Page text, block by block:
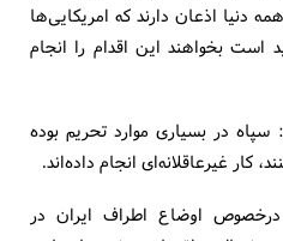
دنیا اذعان دارند که امریکایی‌ها
است بخواهند این اقدام را انجام
در بسیاری موارد تحریم بوده
کار غیرعاقلانه‌ای انجام داده‌اند.
اوضاع اطراف ایران در